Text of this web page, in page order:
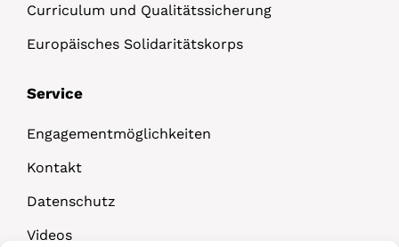
Curriculum und Qualitätssicherung
Europäisches Solidaritätskorps
Service
Engagementmöglichkeiten
Kontakt
Datenschutz
Videos